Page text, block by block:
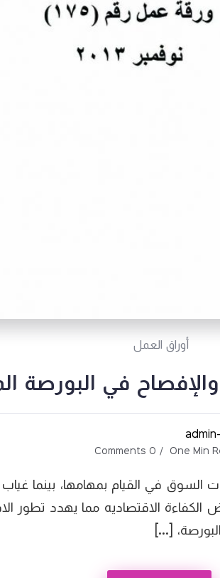
أوراق العمل
في البورصة
One Min
0 Comments
السوق في القيام بمهامها، بينما
الاقتصاديه مما يهدد تطور
[…]